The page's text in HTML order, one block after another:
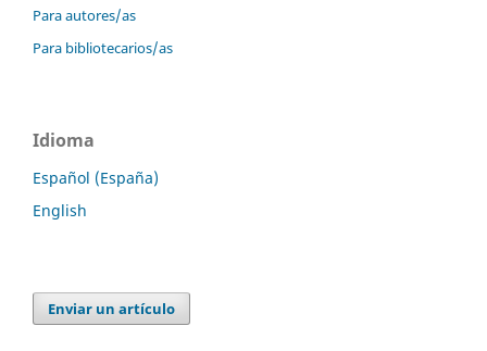
Para autores/as
Para bibliotecarios/as
Idioma
Español (España)
English
Enviar un artículo